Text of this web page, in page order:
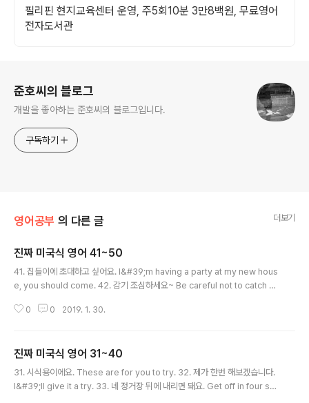
필리핀 현지교육센터 운영, 주5회10분 3만8백원, 무료영어
전자도서관
준호씨의 블로그
개발을 좋아하는 준호씨의 블로그입니다.
구독하기
영어공부 의 다른 글 더보기
진짜 미국식 영어 41~50
41. 집들이에 초대하고 싶어요. I&#39;m having a party at my new hous
e, you should come. 42. 감기 조심하세요~ Be careful not to catch a
okay? 44. 유통 기한이 언제까지인가요? How long is this good for? 45.
or you too. 47. 거기 문 닫았어요. It&#39;s closed. 48. 필요한 거 있으면
뭐든..
0 0 2019. 1. 30.
진짜 미국식 영어 31~40
31. 시식용이에요. These are for you to try. 32. 제가 한번 해보겠습니다.
I&#39;ll give it a try. 33. 네 정거장 뒤에 내리면 돼요. Get off in four sto